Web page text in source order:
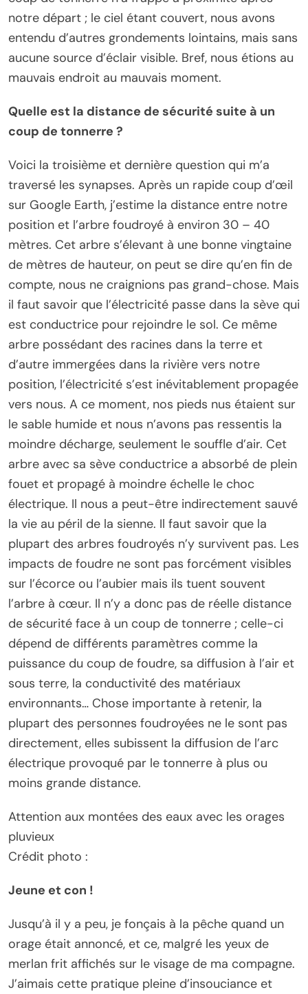
notre départ ; le ciel étant couvert, nous avons
entendu d’autres grondements lointains, mais sans
aucune source d’éclair visible. Bref, nous étions au
mauvais endroit au mauvais moment.
Quelle est la distance de sécurité suite à un
coup de tonnerre ?
Voici la troisième et dernière question qui m’a
traversé les synapses. Après un rapide coup d’œil
sur Google Earth, j’estime la distance entre notre
position et l’arbre foudroyé à environ 30 – 40
mètres. Cet arbre s’élevant à une bonne vingtaine
de mètres de hauteur, on peut se dire qu’en fin de
compte, nous ne craignions pas grand-chose. Mais
il faut savoir que l’électricité passe dans la sève qui
est conductrice pour rejoindre le sol. Ce même
arbre possédant des racines dans la terre et
d’autre immergées dans la rivière vers notre
position, l’électricité s’est inévitablement propagée
vers nous. A ce moment, nos pieds nus étaient sur
le sable humide et nous n’avons pas ressentis la
moindre décharge, seulement le souffle d’air. Cet
arbre avec sa sève conductrice a absorbé de plein
fouet et propagé à moindre échelle le choc
électrique. Il nous a peut-être indirectement sauvé
la vie au péril de la sienne. Il faut savoir que la
plupart des arbres foudroyés n’y survivent pas. Les
impacts de foudre ne sont pas forcément visibles
sur l’écorce ou l’aubier mais ils tuent souvent
l’arbre à cœur. Il n’y a donc pas de réelle distance
de sécurité face à un coup de tonnerre ; celle-ci
dépend de différents paramètres comme la
puissance du coup de foudre, sa diffusion à l’air et
sous terre, la conductivité des matériaux
environnants… Chose importante à retenir, la
plupart des personnes foudroyées ne le sont pas
directement, elles subissent la diffusion de l’arc
électrique provoqué par le tonnerre à plus ou
moins grande distance.
Attention aux montées des eaux avec les orages
pluvieux
Crédit photo :
Jeune et con !
Jusqu’à il y a peu, je fonçais à la pêche quand un
orage était annoncé, et ce, malgré les yeux de
merlan frit affichés sur le visage de ma compagne.
J’aimais cette pratique pleine d’insouciance et